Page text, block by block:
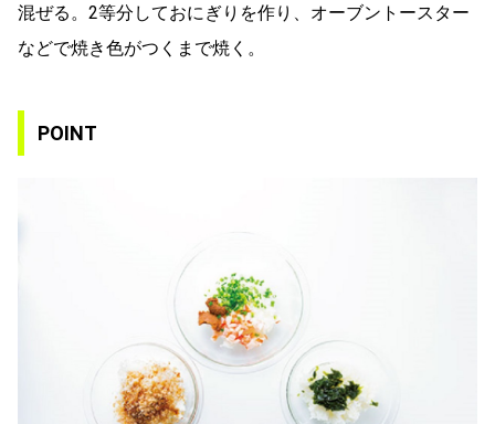
混ぜる。2等分しておにぎりを作り、オーブントースター
などで焼き色がつくまで焼く。
POINT